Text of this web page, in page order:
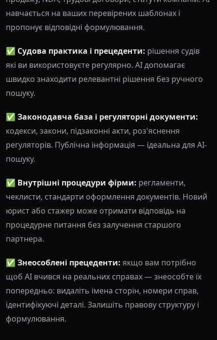
навчається на ваших перевірених шаблонах і
пропонує відповідні формулювання.
✅ Судова практика і прецеденти: рішення судів
які ви використовуєте регулярно. AI допомагає
швидко знаходити релевантні рішення без ручного
пошуку.
✅ Законодавча база і регуляторні документи:
кодекси, закони, підзаконні акти, роз'яснення
регуляторів. Публічна інформація — ідеальна для AI-
пошуку.
✅ Внутрішні процедури фірми: регламенти,
чеклисти, стандарти оформлення документів. Новий
юрист або стажер може отримати відповідь на
процедурне питання без залучення старшого
партнера.
✅ Знеособлені прецеденти: якщо вам потрібно
щоб AI вчився на реальних справах — знеособте їх
попередньо: видаліть імена сторін, номери справ,
ідентифікуючі деталі. Залишіть правову структуру і
формулювання.